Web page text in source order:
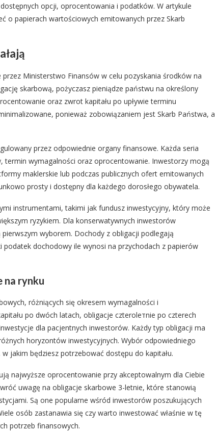
opcji, oprocentowania i podatków. W artykule
o papierach wartościowych emitowanych przez Skarb
Ministerstwo Finansów w celu pozyskania środków na
skarbową, pożyczasz pieniądze państwu na określony
oraz zwrot kapitału po upływie terminu
ponieważ zobowiązaniem jest Skarb Państwa, a
przez odpowiednie organy finansowe. Każda seria
termin wymagalności oraz oprocentowanie. Inwestorzy mogą
maklerskie lub podczas publicznych ofert emitowanych
prosty i dostępny dla każdego dorosłego obywatela.
instrumentami, takimi jak fundusz inwestycyjny, który może
ryzykiem. Dla konserwatywnych inwestorów
wyborem. Dochody z obligacji podlegają
dochodowy ile wynosi na przychodach z papierów
na rynku
różniących się okresem wymagalności i
po dwóch latach, obligacje czteroleтnie po czterech
dla pacjentnych inwestorów. Każdy typ obligacji ma
horyzontów inwestycyjnych. Wybór odpowiedniego
jakim będziesz potrzebować dostępu do kapitału.
najwyższe oprocentowanie przy akceptowalnym dla Ciebie
uwagę na obligacje skarbowe 3-letnie, które stanowią
Są one popularne wśród inwestorów poszukujących
osób zastanawia się czy warto inwestować właśnie w tę
potrzeb finansowych.